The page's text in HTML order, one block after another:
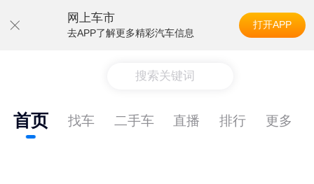
网上车市
去APP了解更多精彩汽车信息
打开APP
搜索关键词
首页 找车 二手车 直播 排行 更多